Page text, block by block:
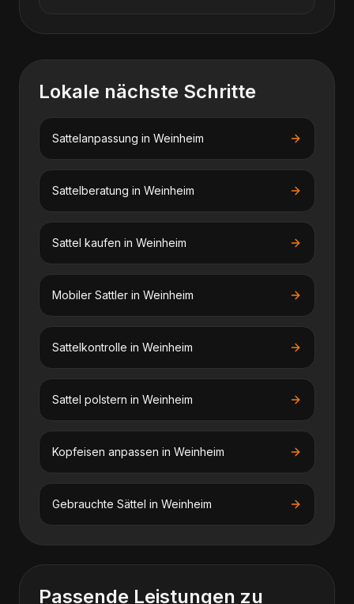
Lokale nächste Schritte
Sattelanpassung in Weinheim
Sattelberatung in Weinheim
Sattel kaufen in Weinheim
Mobiler Sattler in Weinheim
Sattelkontrolle in Weinheim
Sattel polstern in Weinheim
Kopfeisen anpassen in Weinheim
Gebrauchte Sättel in Weinheim
Passende Leistungen zu